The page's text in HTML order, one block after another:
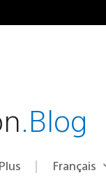
.Blog
Choisir
Région
Français